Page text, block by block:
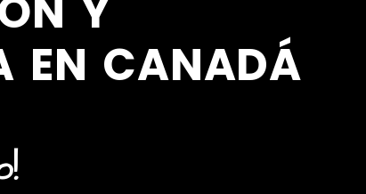
Y
EN CANADÁ